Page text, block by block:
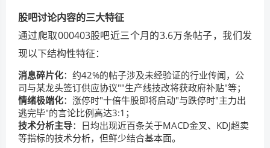
股吧讨论内容的三大特征
通过爬取000403股吧近三个月的3.6万条帖子，我们发
现以下结构性特征：
消息碎片化：约42%的帖子涉及未经验证的行业传闻，公
司与某龙头签订供应协议""生产线技改将获政府补贴"等；
情绪极端化：涨停时"十倍牛股即将启动"与跌停时"主力出
逃完毕"的言论比例高达3:1；
技术分析主导：日均出现近百条关于MACD金叉、KDJ超卖
等指标的技术分析，但鲜少结合基本面。